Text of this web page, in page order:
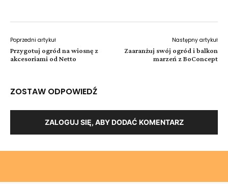
Poprzedni artykuł
Przygotuj ogród na wiosnę z
akcesoriami od Netto
Następny artykuł
Zaaranżuj swój ogród i balkon
marzeń z BoConcept
ZOSTAW ODPOWIEDŹ
ZALOGUJ SIĘ, ABY DODAĆ KOMENTARZ